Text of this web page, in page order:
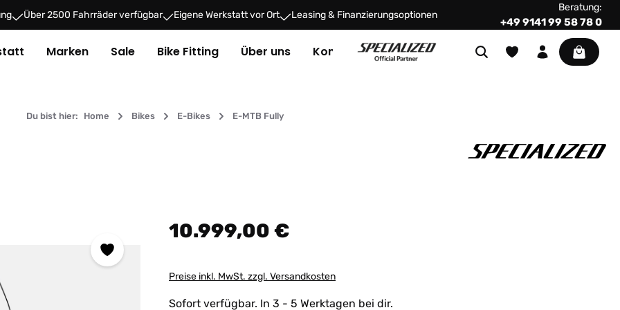
Über 2500 Fahrräder verfügbar Eigene Werkstatt vor Ort Leasing & Finanzierungsoptionen
Beratung:
+49 9141 99 58 78 0
Marken Sale Bike Fitting Über uns Kontakt
Du bist hier: Home Bikes E-Bikes E-MTB Fully
Regulärer Preis:
10.999,00 €
Preise inkl. MwSt. zzgl. Versandkosten
Sofort verfügbar. In 3 - 5 Werktagen bei dir.